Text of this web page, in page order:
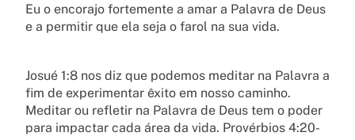
Eu o encorajo fortemente a amar a Palavra de Deus
e a permitir que ela seja o farol na sua vida.
Josué 1:8 nos diz que podemos meditar na Palavra a
fim de experimentar êxito em nosso caminho.
Meditar ou refletir na Palavra de Deus tem o poder
para impactar cada área da vida. Provérbios 4:20-